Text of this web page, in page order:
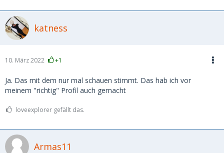
katness
10. März 2022 +1
Ja. Das mit dem nur mal schauen stimmt. Das hab ich vor
meinem "richtig" Profil auch gemacht
loveexplorer gefällt das.
Armas11